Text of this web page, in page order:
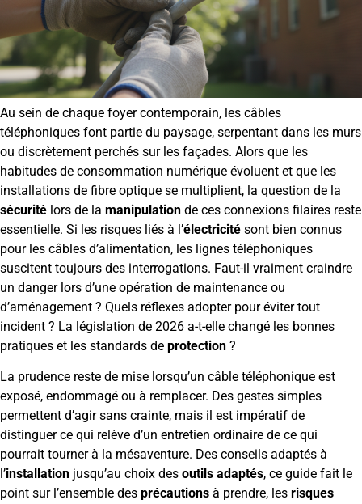
Au sein de chaque foyer contemporain, les câbles
téléphoniques font partie du paysage, serpentant dans les murs
ou discrètement perchés sur les façades. Alors que les
habitudes de consommation numérique évoluent et que les
installations de fibre optique se multiplient, la question de la
sécurité lors de la manipulation de ces connexions filaires reste
essentielle. Si les risques liés à l’électricité sont bien connus
pour les câbles d’alimentation, les lignes téléphoniques
suscitent toujours des interrogations. Faut-il vraiment craindre
un danger lors d’une opération de maintenance ou
d’aménagement ? Quels réflexes adopter pour éviter tout
incident ? La législation de 2026 a-t-elle changé les bonnes
pratiques et les standards de protection ?
La prudence reste de mise lorsqu’un câble téléphonique est
exposé, endommagé ou à remplacer. Des gestes simples
permettent d’agir sans crainte, mais il est impératif de
distinguer ce qui relève d’un entretien ordinaire de ce qui
pourrait tourner à la mésaventure. Des conseils adaptés à
l’installation jusqu’au choix des outils adaptés, ce guide fait le
point sur l’ensemble des précautions à prendre, les risques